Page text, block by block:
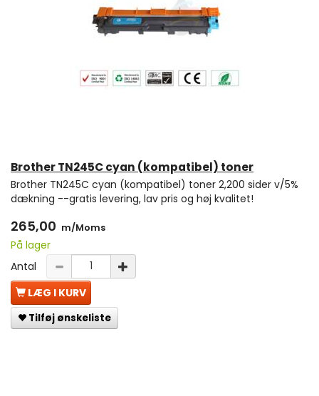
Brother TN245C cyan (kompatibel) toner
Brother TN245C cyan (kompatibel) toner 2,200 sider v/5%
dækning --gratis levering, lav pris og høj kvalitet!
265,00 m/Moms
På lager
Antal
LÆG I KURV
Tilføj ønskeliste